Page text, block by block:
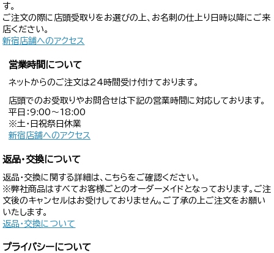
す。
ご注文の際に店頭受取りをお選びの上、お名刺の仕上り日時以降にご来
店ください。
新宿店舗へのアクセス
営業時間について
ネットからのご注文は24時間受け付けております。
店頭でのお受取りやお問合せは下記の営業時間に対応しております。
平日：9:00〜18:00
※土・日祝祭日休業
新宿店舗へのアクセス
返品・交換について
返品・交換に関する詳細は、こちらをご確認ください。
※弊社商品はすべてお客様ごとのオーダーメイドとなっております。ご注
文後のキャンセルはお受けしておりません。ご了承の上ご注文をお願い
いたします。
返品・交換について
プライバシーについて